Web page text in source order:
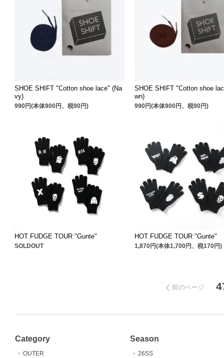
SHOE SHIFT "Cotton shoe lace" (Na
vy)
990円(本体900円、税90円)
SHOE SHIFT "Cotton shoe
wn)
990円(本体900円、税90円)
HOT FUDGE TOUR "Gunte"
SOLDOUT
HOT FUDGE TOUR "Gunte"
1,870円(本体1,700円、税170円)
前のページ
Category
OUTER
Season
26SS